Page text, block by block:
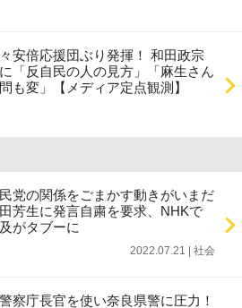
安倍応援団ぶり発揮！ 和田政宗
「反自民の人の見方」「麻生さん
も変」【メディア定点観測】
党の関係をごまかす動きがいまだ
芳生に発言自粛を要求、NHKで
がタブーに
2022.07.21 | 社会
察庁長官を使い奈良県警に圧力！